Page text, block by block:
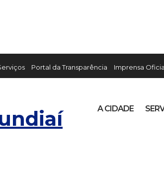
Portal da Transparência Imprensa
A CIDADE